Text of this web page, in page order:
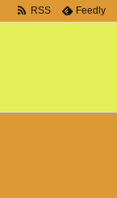
RSS Feedly